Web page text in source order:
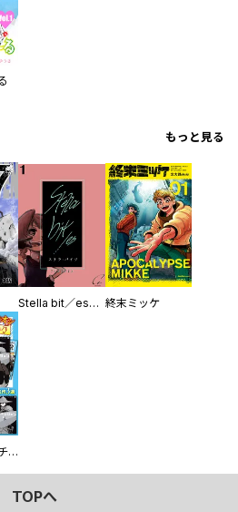
もっと見る
Stella bit／es【単話版】 終末ミッケ
ヴェルドライチオシ聖典パック 『転スラ』ミニ画集付き シリウス人気作３選
TOPへ